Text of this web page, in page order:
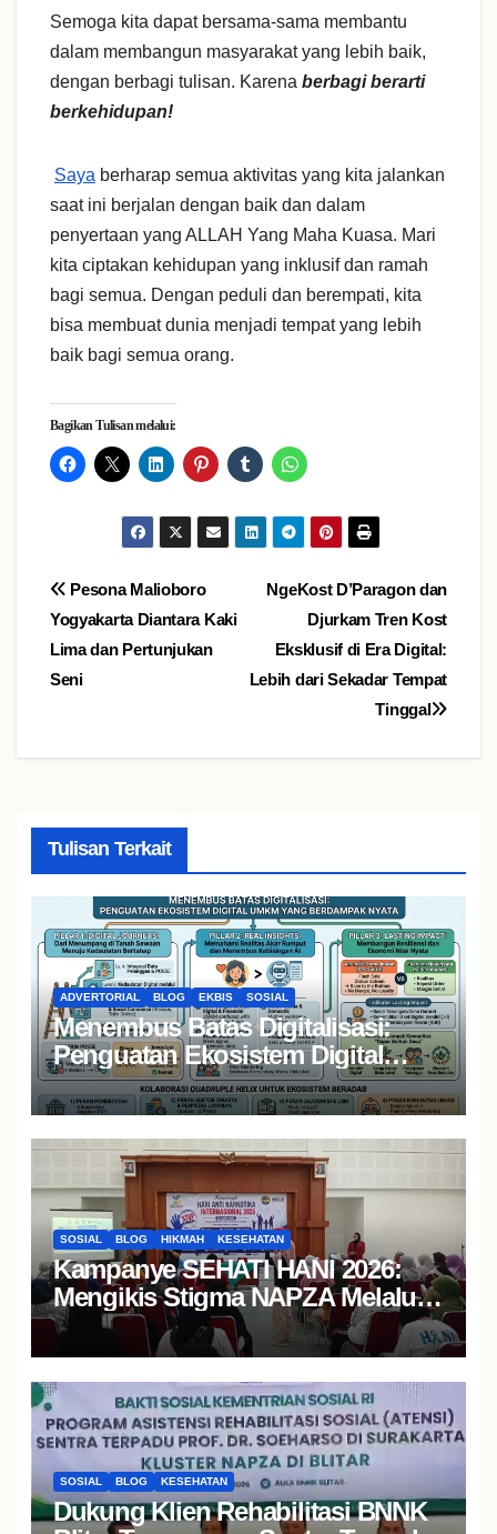
Semoga kita dapat bersama-sama membantu
dalam membangun masyarakat yang lebih baik,
dengan berbagi tulisan. Karena berbagi berarti
berkehidupan!
Saya berharap semua aktivitas yang kita jalankan
saat ini berjalan dengan baik dan dalam
penyertaan yang ALLAH Yang Maha Kuasa. Mari
kita ciptakan kehidupan yang inklusif dan ramah
bagi semua. Dengan peduli dan berempati, kita
bisa membuat dunia menjadi tempat yang lebih
baik bagi semua orang.
Bagikan Tulisan melalui:
Navigasi
pos
NgeKost D’Paragon dan
Djurkam Tren Kost
Eksklusif di Era Digital:
Lebih dari Sekadar Tempat
Tinggal
Pesona Malioboro
Yogyakarta Diantara Kaki
Lima dan Pertunjukan
Seni
Tulisan Terkait
ADVERTORIAL BLOG EKBIS SOSIAL
Menembus Batas Digitalisasi:
Penguatan Ekosistem Digital
UMKM yang Berdampak Nyata
SOSIAL BLOG HIKMAH KESEHATAN
Kampanye SEHATI HANI 2026:
Mengikis Stigma NAPZA Melalui
Edukasi Interaktif dan Layanan
Kesehatan Gratis bagi Masyarakat
SOSIAL BLOG KESEHATAN
Dukung Klien Rehabilitasi BNNK